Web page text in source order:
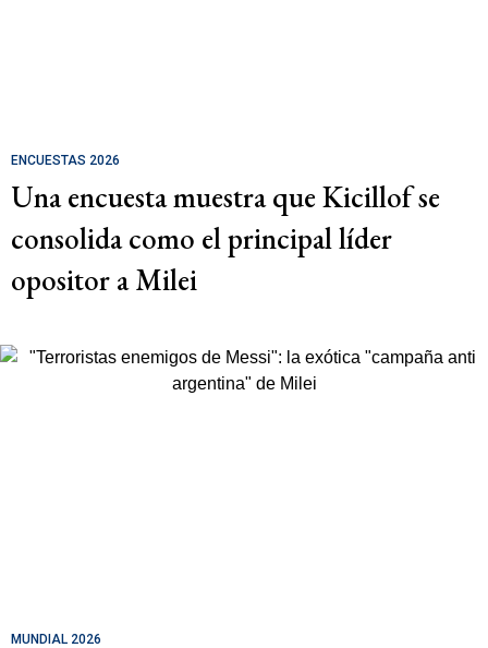
ENCUESTAS 2026
Una encuesta muestra que Kicillof se
consolida como el principal líder
opositor a Milei
MUNDIAL 2026